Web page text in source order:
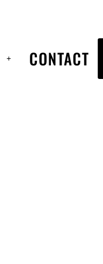
CONTACT